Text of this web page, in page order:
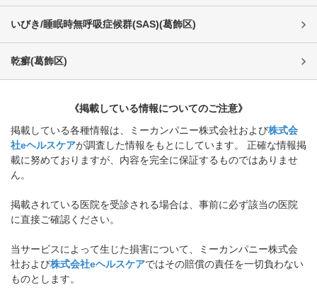
いびき/睡眠時無呼吸症候群(SAS)(葛飾区)
乾癬(葛飾区)
《掲載している情報についてのご注意》
掲載している各種情報は、ミーカンパニー株式会社および株式会
社eヘルスケアが調査した情報をもとにしています。 正確な情報掲
載に努めておりますが、内容を完全に保証するものではありませ
ん。
掲載されている医院を受診される場合は、事前に必ず該当の医院
に直接ご確認ください。
当サービスによって生じた損害について、ミーカンパニー株式会
社および株式会社eヘルスケアではその賠償の責任を一切負わない
ものとします。